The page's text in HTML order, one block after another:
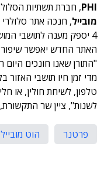
PHI, חברת תשתיות
מובייל, חנכה אתר
4 יספק מענה לתושבי
האתר החדש יאפשר שיפור
"התורן שאנו חונכים היום
מדי זמן חיו תושבי האזור
טלפון, לשיחת חולין, או
לשנות", ציין שר
פרטנר הוט מובייל